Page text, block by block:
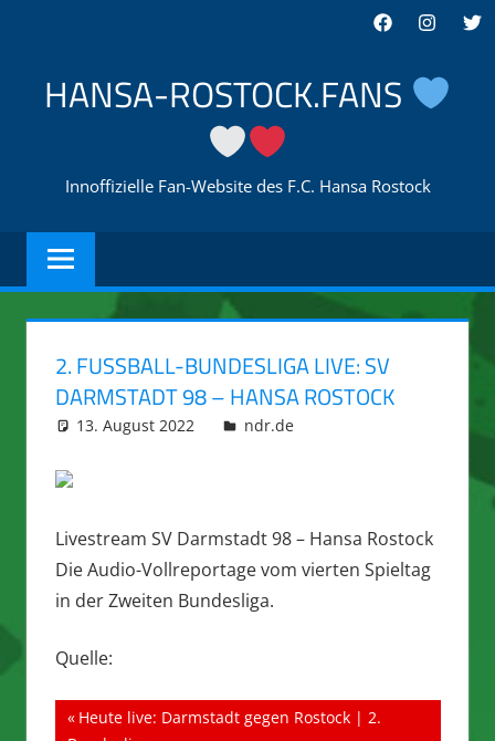
springen
Facebook
HANSA-ROSTOCK.FANS
Innoffizielle Fan-Website des F.C. Hansa Rostock
2. FUSSBALL-BUNDESLIGA LIVE: SV D
ARMSTADT 98 – HANSA ROSTOCK
13. August 2022 integromat
ndr.de
Livestream SV Darmstadt 98 – Hansa Rostock
Die Audio-Vollreportage vom vierten Spieltag
in der Zweiten Bundesliga.
Quelle:
Beitragsnavigation
Vorheriger
Heute live: Darmstadt gegen Rostock | 2.